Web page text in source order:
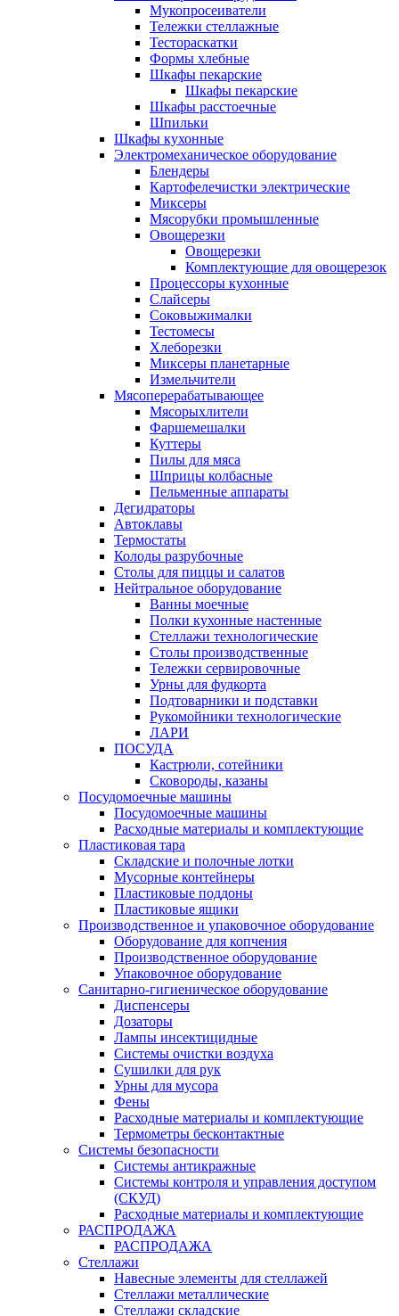
Мукопросеиватели
Тележки стеллажные
Тестораскатки
Формы хлебные
Шкафы пекарские
Шкафы пекарские
Шкафы расстоечные
Шпильки
Шкафы кухонные
Электромеханическое оборудование
Блендеры
Картофелечистки электрические
Миксеры
Мясорубки промышленные
Овощерезки
Овощерезки
Комплектующие для овощерезок
Процессоры кухонные
Слайсеры
Соковыжималки
Тестомесы
Хлеборезки
Миксеры планетарные
Измельчители
Мясоперерабатывающее
Мясорыхлители
Фаршемешалки
Куттеры
Пилы для мяса
Шприцы колбасные
Пельменные аппараты
Дегидраторы
Автоклавы
Термостаты
Колоды разрубочные
Столы для пиццы и салатов
Нейтральное оборудование
Ванны моечные
Полки кухонные настенные
Стеллажи технологические
Столы производственные
Тележки сервировочные
Урны для фудкорта
Подтоварники и подставки
Рукомойники технологические
ЛАРИ
ПОСУДА
Кастрюли, сотейники
Сковороды, казаны
Посудомоечные машины
Посудомоечные машины
Расходные материалы и комплектующие
Пластиковая тара
Складские и полочные лотки
Мусорные контейнеры
Пластиковые поддоны
Пластиковые ящики
Производственное и упаковочное оборудование
Оборудование для копчения
Производственное оборудование
Упаковочное оборудование
Санитарно-гигиеническое оборудование
Диспенсеры
Дозаторы
Лампы инсектицидные
Системы очистки воздуха
Сушилки для рук
Урны для мусора
Фены
Расходные материалы и комплектующие
Термометры бесконтактные
Системы безопасности
Системы антикражные
Системы контроля и управления доступом
(СКУД)
Расходные материалы и комплектующие
РАСПРОДАЖА
РАСПРОДАЖА
Стеллажи
Навесные элементы для стеллажей
Стеллажи металлические
Стеллажи складские